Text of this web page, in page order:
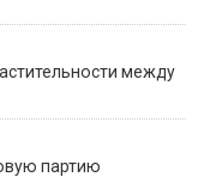
между
партию